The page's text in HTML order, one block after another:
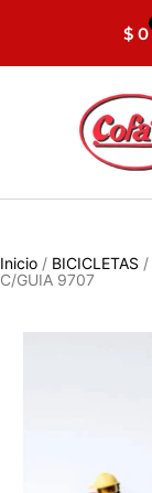
$0
Inicio / BICICLETAS /
C/GUIA 9707